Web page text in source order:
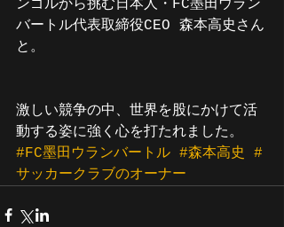
ンゴルから挑む日本人・FC墨田ウラン
バートル代表取締役CEO 森本高史さん
と。
激しい競争の中、世界を股にかけて活
動する姿に強く心を打たれました。
#FC墨田ウランバートル #森本高史
#
サッカークラブのオーナー